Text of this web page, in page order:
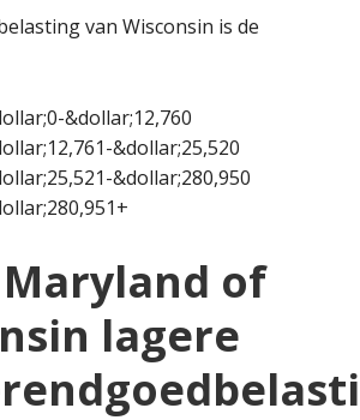
van Wisconsin is de
&dollar;12,760
&dollar;25,520
&dollar;280,950
of
lagere